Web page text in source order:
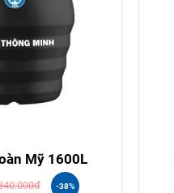
Mỹ 1600L
-38%